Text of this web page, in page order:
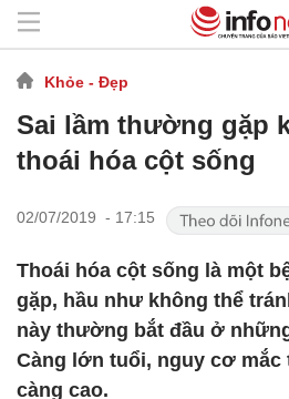
Khỏe - Đẹp
Sai lầm thường gặp
thoái hóa cột sống
02/07/2019 - 17:15
Thoái hóa cột sống là một
gặp, hầu như không thể
này thường bắt đầu ở
Càng lớn tuổi, nguy cơ mắc
càng cao.